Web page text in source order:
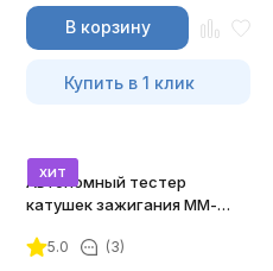
В корзину
Купить в 1 клик
хит
Автономный тестер
катушек зажигания ММ-
комплект)
5.0 (3)